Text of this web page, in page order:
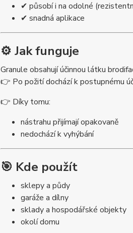
✔ působí i na odolné
✔ snadná aplikace
⚙️ Jak funguje
Granule obsahují účinnou látku
👉 Po požití dochází k postupnému
👉 Díky tomu:
nástrahu přijímají opakovaně
nedochází k vyhýbání
🎯 Kde použít
sklepy a půdy
garáže a dílny
sklady a hospodářské objekty
okolí domu